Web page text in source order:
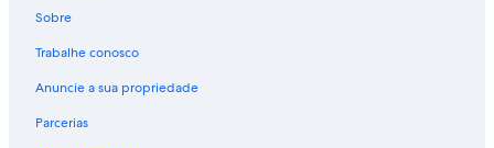
Sobre
Trabalhe conosco
Anuncie a sua propriedade
Parcerias